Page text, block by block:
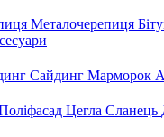
Металочерепиця
Сайдинг Марморок
Цегла Сланець